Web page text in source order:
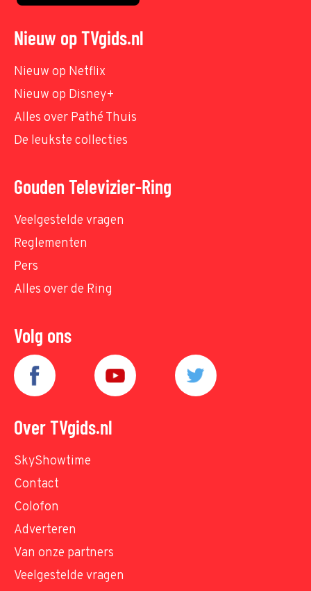
Nieuw op TVgids.nl
Nieuw op Netflix
Nieuw op Disney+
Alles over Pathé Thuis
De leukste collecties
Gouden Televizier-Ring
Veelgestelde vragen
Reglementen
Pers
Alles over de Ring
Volg ons
Over TVgids.nl
SkyShowtime
Contact
Colofon
Adverteren
Van onze partners
Veelgestelde vragen